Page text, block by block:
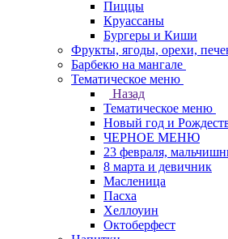
Пиццы
Круасcаны
Бургеры и Киши
Фрукты, ягоды, орехи,
Барбекю на мангале
Тематическое меню
Назад
Тематическое меню
Новый год и
ЧЕРНОЕ МЕНЮ
23 февраля,
8 марта и девичник
Масленица
Пасха
Хеллоуин
Октоберфест